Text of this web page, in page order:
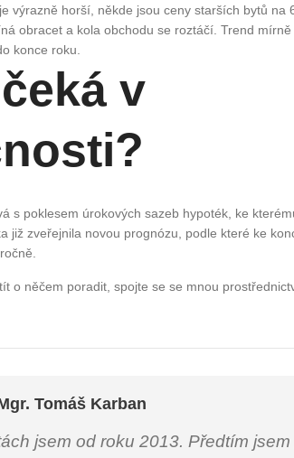
výrazně horší, někde jsou ceny starších bytů na
obracet a kola obchodu se roztáčí. Trend
konce roku.
v
s poklesem úrokových sazeb hypoték, ke
již zveřejnila novou prognózu, podle které ke
o něčem poradit, spojte se se mnou
Tomáš Karban
jsem od roku 2013. Předtím